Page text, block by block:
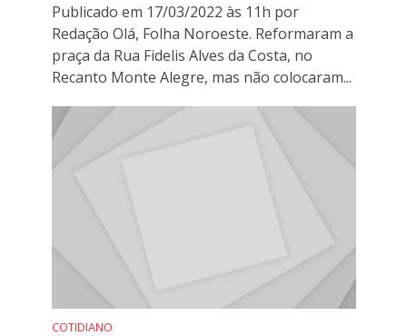
Publicado em 17/03/2022 às 11h por
Redação Olá, Folha Noroeste. Reformaram a
praça da Rua Fidelis Alves da Costa, no
Recanto Monte Alegre, mas não colocaram...
COTIDIANO